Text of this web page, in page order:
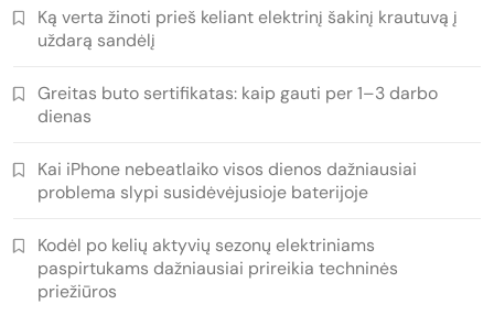
Ką verta žinoti prieš keliant elektrinį šakinį krautuvą į
uždarą sandėlį
Greitas buto sertifikatas: kaip gauti per 1–3 darbo
dienas
Kai iPhone nebeatlaiko visos dienos dažniausiai
problema slypi susidėvėjusioje baterijoje
Kodėl po kelių aktyvių sezonų elektriniams
paspirtukams dažniausiai prireikia techninės
priežiūros